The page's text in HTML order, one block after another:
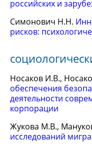
российских и
Симонович Н.Н.
рисков:
Носаков И.В.,
обеспечения
деятельности
корпорации
Жукова М.В.,
исследований